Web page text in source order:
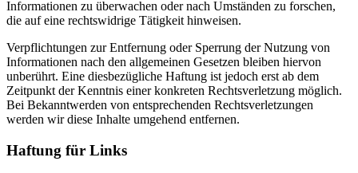
Informationen zu überwachen oder nach Umständen zu forschen,
die auf eine rechtswidrige Tätigkeit hinweisen.
Verpflichtungen zur Entfernung oder Sperrung der Nutzung von
Informationen nach den allgemeinen Gesetzen bleiben hiervon
unberührt. Eine diesbezügliche Haftung ist jedoch erst ab dem
Zeitpunkt der Kenntnis einer konkreten Rechtsverletzung möglich.
Bei Bekanntwerden von entsprechenden Rechtsverletzungen
werden wir diese Inhalte umgehend entfernen.
Haftung für Links